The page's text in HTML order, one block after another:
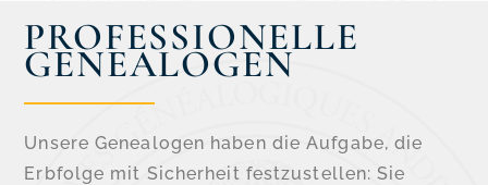
PROFESSIONELLE
GENEALOGEN
Unsere Genealogen haben die Aufgabe, die
Erbfolge mit Sicherheit festzustellen: Sie